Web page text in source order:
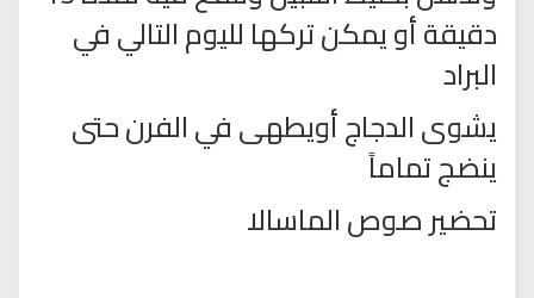
دقيقة أو يمكن تركها لليوم التالي في
البراد
يشوى الدجاج أويطهى في الفرن حتى
ينضج تماماً
تحضير صوص الماسالا